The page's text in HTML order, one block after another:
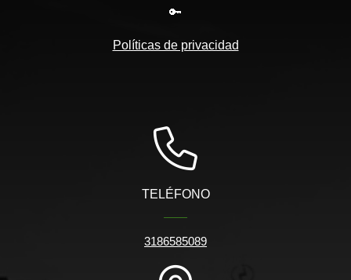
🔑
Políticas de privacidad
TELÉFONO
3186585089